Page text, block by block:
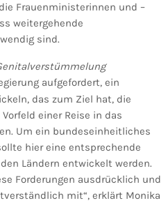
Frauenministerinnen und –
weitergehende
sind.
aufgefordert, ein
das zum Ziel hat, die
einer Reise in das
Um ein bundeseinheitliches
hier eine entsprechende
Ländern entwickelt werden.
Forderungen ausdrücklich und
mit“, erklärt Monika